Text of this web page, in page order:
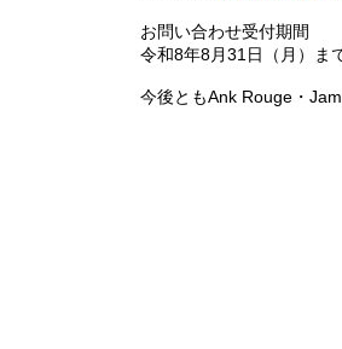
お問い合わせ受付期間
令和8年8月31日（月）ま
今後ともAnk Rouge・